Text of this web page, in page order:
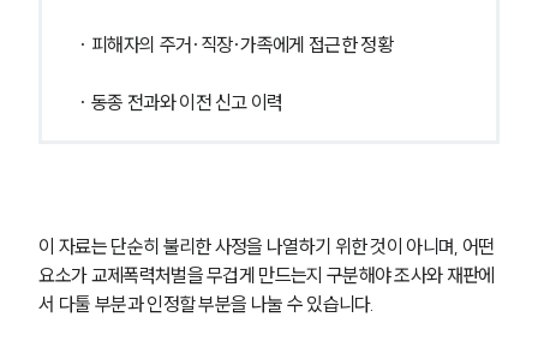
· 피해자의 주거·직장·가족에게 접근한 정황
· 동종 전과와 이전 신고 이력
이 자료는 단순히 불리한 사정을 나열하기 위한 것이 아니며, 어떤
요소가 교제폭력처벌을 무겁게 만드는지 구분해야 조사와 재판에
서 다툴 부분과 인정할 부분을 나눌 수 있습니다.